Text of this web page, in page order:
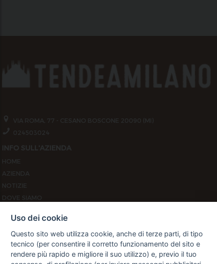
VIA ROMA, 77 - CESANO BOSCONE 20090 (MI)
024503024
INFO SULL'AZIENDA
HOME
AZIENDA
NOTIZIE
DOVE SIAMO
PRIVACY
TERMINI E CONDIZIONI
COOKIE POLICY
PREFERENZE COOKIE
Uso dei cookie
Questo sito web utilizza cookie, anche di terze parti, di tipo
tecnico (per consentire il corretto funzionamento del sito e
rendere più rapido e migliore il suo utilizzo) e, previo il tuo